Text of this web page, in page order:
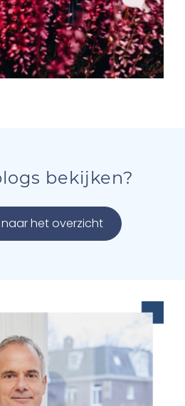
bekijken?
het overzicht